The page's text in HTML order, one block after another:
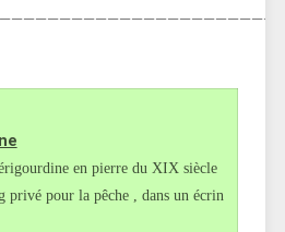
en pierre du XIX siècle
privé pour la pêche , dans un écrin